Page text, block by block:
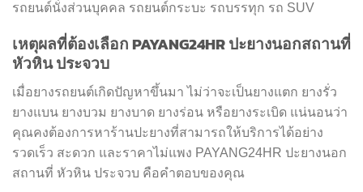
รถยนต์นั่งส่วนบุคคล รถยนต์กระบะ รถบรรทุก รถ SUV
เหตุผลที่ต้องเลือก PAYANG24HR ปะยางนอกสถานที่
หัวหิน ประจวบ
เมื่อยางรถยนต์เกิดปัญหาขึ้นมา ไม่ว่าจะเป็นยางแตก ยางรั่ว
ยางแบน ยางบวม ยางบาด ยางร่อน หรือยางระเบิด แน่นอนว่า
คุณคงต้องการหาร้านปะยางที่สามารถให้บริการได้อย่าง
รวดเร็ว สะดวก และราคาไม่แพง PAYANG24HR ปะยางนอก
สถานที่ หัวหิน ประจวบ คือคำตอบของคุณ